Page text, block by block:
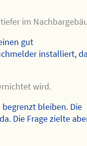
im
gut
installiert,
wird.
bleiben. Die
Die Frage zielte